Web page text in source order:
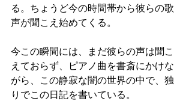
る。ちょうど今の時間帯から彼らの歌
声が聞こえ始めてくる。
今この瞬間には、まだ彼らの声は聞こ
えておらず、ピアノ曲を書斎にかけな
がら、この静寂な闇の世界の中で、独
りでこの日記を書いている。